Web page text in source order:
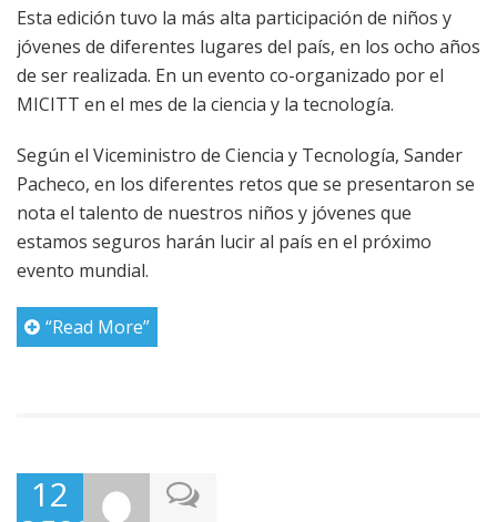
Esta edición tuvo la más alta participación de niños y
jóvenes de diferentes lugares del país, en los ocho años
de ser realizada. En un evento co-organizado por el
MICITT en el mes de la ciencia y la tecnología.
Según el Viceministro de Ciencia y Tecnología, Sander
Pacheco, en los diferentes retos que se presentaron se
nota el talento de nuestros niños y jóvenes que
estamos seguros harán lucir al país en el próximo
evento mundial.
“Read More”
12